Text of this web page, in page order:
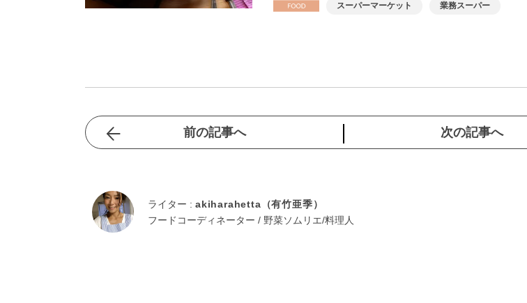
スーパーマーケット 業務スーパー
前の記事へ 次の記事へ
ライター : akiharahetta（有竹亜季）
フードコーディネーター / 野菜ソムリエ/料理人